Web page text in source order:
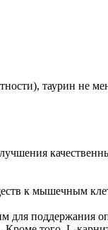
таурин не
к мышечным
поддержания